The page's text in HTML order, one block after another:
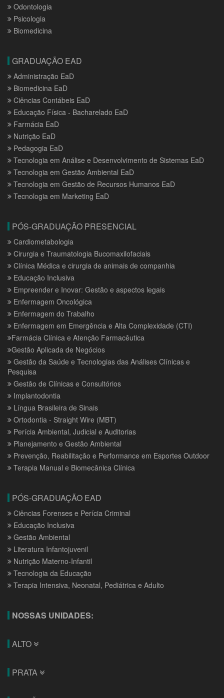
Odontologia
Psicologia
Biomedicina
GRADUAÇÃO EAD
Administração EaD
Biomedicina EaD
Ciências Contábeis EaD
Educação Física - Bacharelado EaD
Farmácia EaD
Nutrição EaD
Pedagogia EaD
Tecnologia em Análise e Desenvolvimento de Sistemas EaD
Tecnologia em Gestão Ambiental EaD
Tecnologia em Gestão de Recursos Humanos EaD
Tecnologia em Marketing EaD
PÓS-GRADUAÇÃO PRESENCIAL
Cardiometabologia
Cirurgia e Traumatologia Bucomaxilofaciais
Clínica Médica e cirurgia de animais de companhia
Educação Inclusiva
Empreender e Inovar: Gestão e aspectos legais
Enfermagem Oncológica
Enfermagem do Trabalho
Enfermagem em Emergência e Alta Complexidade (CTI)
Farmácia Clínica e Atenção Farmacêutica
Gestão Aplicada de Negócios
Gestão da Saúde e Tecnologias das Análises Clínicas e
Pesquisa
Gestão de Clínicas e Consultórios
Implantodontia
Língua Brasileira de Sinais
Ortodontia - Straight Wire (MBT)
Perícia Ambiental, Judicial e Auditorias
Planejamento e Gestão Ambiental
Prevenção, Reabilitação e Performance em Esportes Outdoor
Terapia Manual e Biomecânica Clínica
PÓS-GRADUAÇÃO EAD
Ciências Forenses e Perícia Criminal
Educação Inclusiva
Gestão Ambiental
Literatura Infantojuvenil
Nutrição Materno-Infantil
Tecnologia da Educação
Terapia Intensiva, Neonatal, Pediátrica e Adulto
NOSSAS UNIDADES:
ALTO
PRATA